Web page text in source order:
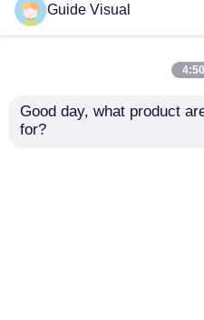
Guide Visual
Good day, what product
for?